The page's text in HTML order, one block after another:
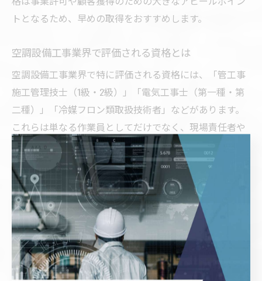
トとなるため、早めの取得をおすすめします。
空調設備工事業界で評価される資格とは
空調設備工事業界で特に評価される資格には、「管工事
施工管理技士（1級・2級）」「電気工事士（第一種・第
二種）」「冷媒フロン類取扱技術者」などがあります。
これらは単なる作業員としてだけでなく、現場責任者や
施工管理者としての役割を担うために必須とされていま
す。
管工事施工管理技士は、空調設備工事の施工計画や安全
管理、品質管理まで幅広く対応できる能力を証明する資
格です。また、電気工事士は空調機器の電源工事や配線
作業に欠かせません。冷媒フロン類取扱技術者は、環境
保護の観点から冷媒ガスの適切な管理・処理が求められ
る現代の現場で重宝されています。